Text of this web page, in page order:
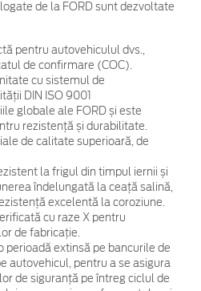
de la FORD sunt dezvoltate
pentru autovehiculul dvs.,
de confirmare (COC).
cu sistemul de
DIN ISO 9001
globale ale FORD și este
rezistență și durabilitate.
de calitate superioară, de
la frigul din timpul iernii și
îndelungată la ceață salină,
excelentă la coroziune.
cu raze X pentru
de fabricație.
perioadă extinsă pe bancurile de
autovehicul, pentru a se asigura
de siguranță pe întreg ciclul de